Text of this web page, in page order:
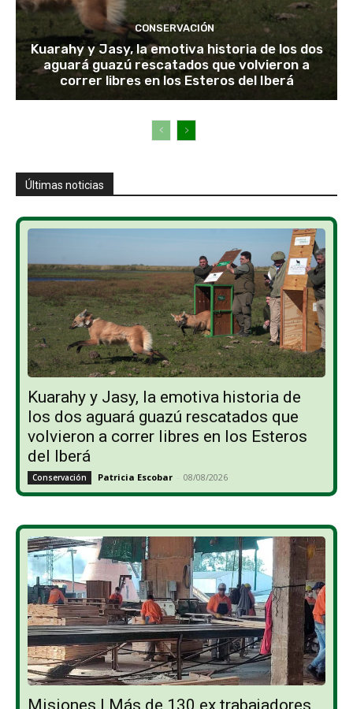
CONSERVACIÓN
Kuarahy y Jasy, la emotiva historia de los dos
aguará guazú rescatados que volvieron a
correr libres en los Esteros del Iberá
Últimas noticias
Kuarahy y Jasy, la emotiva historia de
los dos aguará guazú rescatados que
volvieron a correr libres en los Esteros
del Iberá
Conservación Patricia Escobar - 08/08/2026
Misiones | Más de 130 ex trabajadores